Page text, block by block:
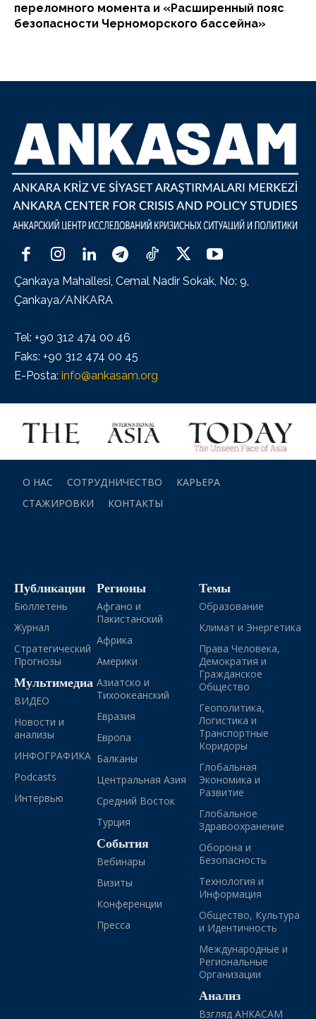
переломного момента и «Расширенный пояс
безопасности Черноморского бассейна»
Çankaya Mahallesi, Cemal Nadir Sokak, No: 9,
Çankaya/ANKARA
Tel: +90 312 474 00 46
Faks: +90 312 474 00 45
E-Posta: info@ankasam.org
О НАС СОТРУДНИЧЕСТВО
КАРЬЕРА
СТАЖИРОВКИ
КОНТАКТЫ
Публикации
Бюллетень
Журнал
Стратегический
Прогнозы
Мультимедиа
ВИДЕО
Новости и
анализы
ИНФОГРАФИКА
Podcasts
Интервью
Регионы
Афгано и
Пакистанский
Африка
Америки
Азиатско и
Тихоокеанский
Евразия
Европа
Балканы
Центральная Азия
Средний Восток
Турция
События
Вебинары
Визиты
Конференции
Пресса
Темы
Образование
Климат и Энергетика
Права Человека,
Демократия и
Гражданское
Общество
Геополитика,
Логистика и
Транспортные
Коридоры
Глобальная
Экономика и
Развитие
Глобальное
Здравоохранение
Оборона и
Безопасность
Технология и
Информация
Общество, Культура
и Идентичность
Международные и
Региональные
Организации
Анализ
Взгляд АНКАСАМ